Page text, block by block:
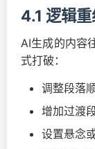
4.1 逻辑重
AI生成的内容
式打破：
调整段落
增加过渡
设置悬念